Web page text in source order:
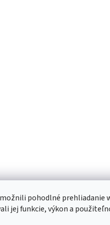
pohodlné prehliadanie
jej funkcie, výkon a